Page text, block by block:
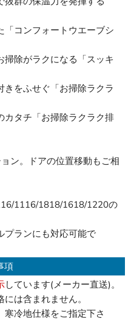
「コンフォートウエーブシ
掃除がラクになる「スッキ
きをふせぐ「お掃除ラクラ
カタチ「お掃除ラクラク排
ン。ドアの位置移動もご相
1116/1818/1618/1220の
プランにも対応可能で
項
しています(メーカー直送)。
は含まれません。
寒冷地仕様をご指定下さ